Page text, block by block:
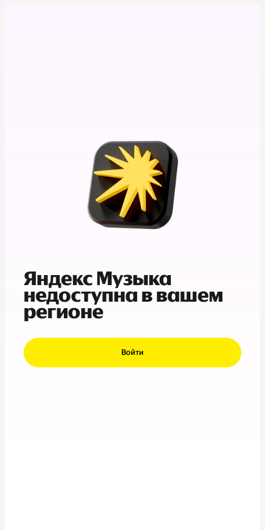
Яндекс Музыка
недоступна в вашем
регионе
Войти